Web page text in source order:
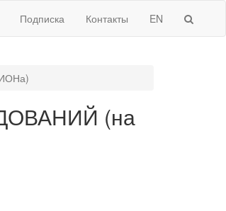
Подписка Контакты EN
(на